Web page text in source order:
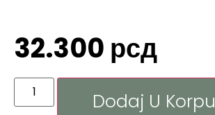
32.300 рсд
Dodaj U Korpu